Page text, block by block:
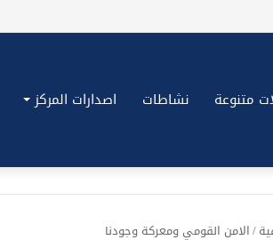
متنوعة نشاطات اصدارات المركز
/الامن القومي ومعركة وجودنا